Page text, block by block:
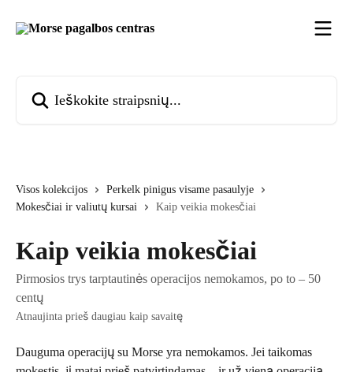
Visos kolekcijos
Perkelk pinigus visame pasaulyje
Mokesčiai ir valiutų kursai
Kaip veikia mokesčiai
Kaip veikia mokesčiai
Pirmosios trys tarptautinės operacijos nemokamos, po to – 50
centų
Atnaujinta prieš daugiau kaip savaitę
Dauguma operacijų su Morse yra nemokamos. Jei taikomas